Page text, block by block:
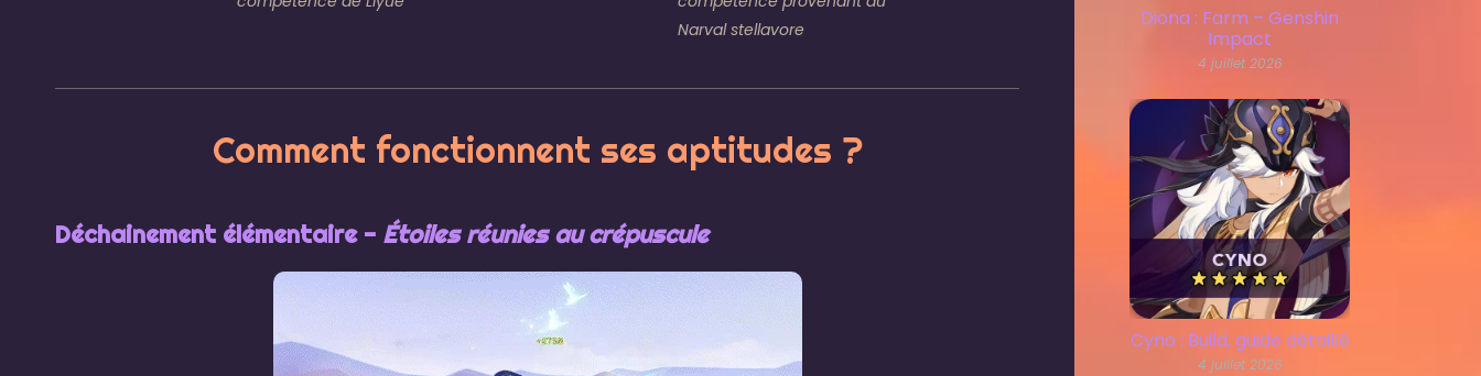
Narval stellavore
Comment fonctionnent ses aptitudes ?
Déchainement élémentaire - Étoiles réunies au crépuscule
Diona : Farm – Genshin
Impact
4 juillet 2026
Cyno : Build, guide détaillé
4 juillet 2026